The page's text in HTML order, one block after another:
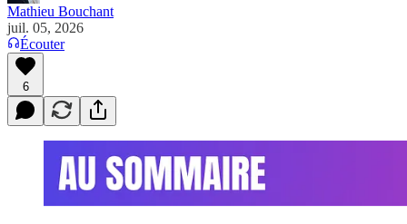
Mathieu Bouchant
juil. 05, 2026
Écouter
6